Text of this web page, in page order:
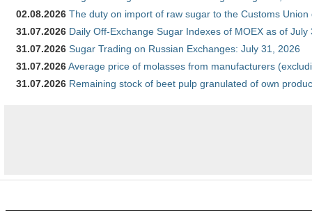
02.08.2026 The duty on import of raw sugar to the Customs
31.07.2026 Daily Off-Exchange Sugar Indexes of MOEX as of July
31.07.2026 Sugar Trading on Russian Exchanges: July 31, 2026
31.07.2026Average price of molasses from manufacturers
31.07.2026 Remaining stock of beet pulp granulated of own